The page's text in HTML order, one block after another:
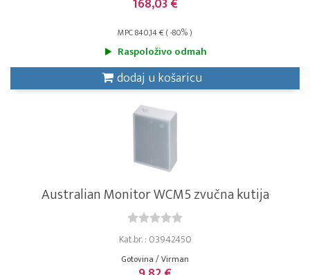
168,03 €
MPC 840,14 € ( -80% )
Raspoloživo odmah
dodaj u košaricu
Australian Monitor WCM5 zvučna kutija
Kat.br. : 03942450
Gotovina / Virman